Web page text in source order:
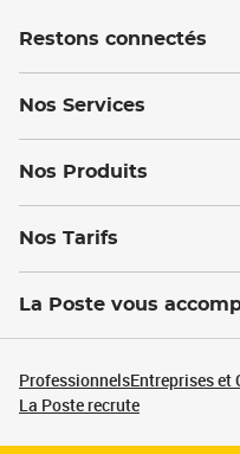
Restons connectés
Nos Services
Nos Produits
Nos Tarifs
La Poste vous
ProfessionnelsEntreprises et
La Poste recrute